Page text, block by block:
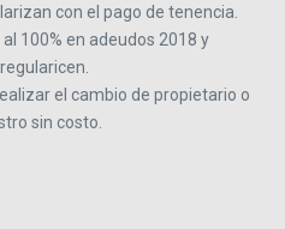
con el pago de tenencia.
100% en adeudos 2018 y
el cambio de propietario o
sin costo.